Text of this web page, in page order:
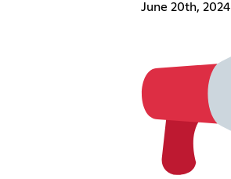
June 20th, 2024